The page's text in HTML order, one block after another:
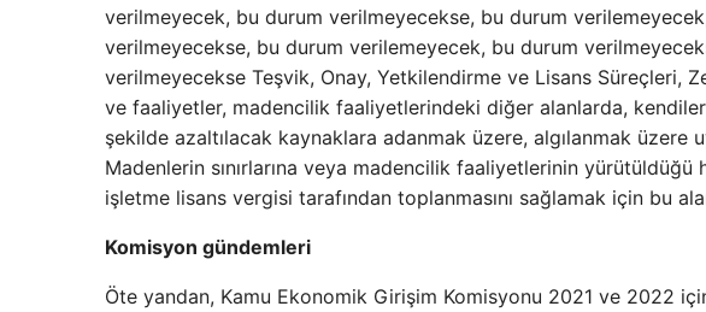
verilmeyecek, bu durum verilmeyecekse, bu durum
verilmeyecekse, bu durum verilemeyecek, bu durum
verilmeyecekse Teşvik, Onay, Yetkilendirme ve Lisans Süreçleri,
ve faaliyetler, madencilik faaliyetlerindeki diğer alanlarda,
şekilde azaltılacak kaynaklara adanmak üzere, algılanmak
Madenlerin sınırlarına veya madencilik faaliyetlerinin
işletme lisans vergisi tarafından toplanmasını sağlamak için bu
Komisyon gündemleri
Öte yandan, Kamu Ekonomik Girişim Komisyonu 2021 ve 2022